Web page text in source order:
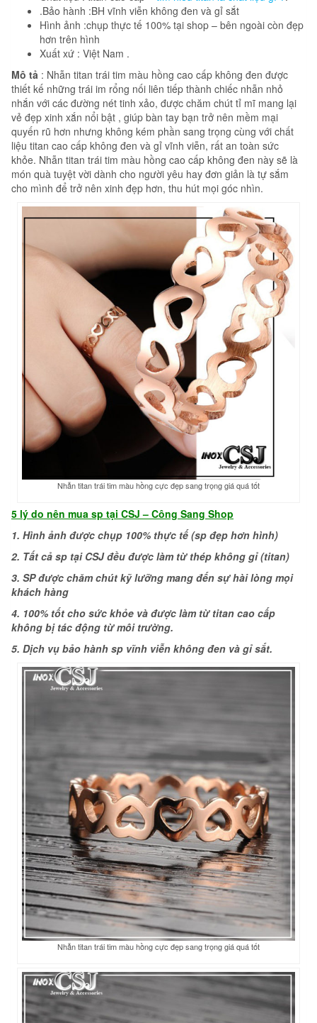
.Bảo hành :BH vĩnh viễn không đen và gỉ sắt
Hình ảnh :chụp thực tế 100% tại shop – bên ngoài còn đẹp
hơn trên hình
Xuất xứ : Việt Nam .
Mô tả : Nhẫn titan trái tim màu hồng cao cấp không đen được
thiết kế những trái im rổng nối liên tiếp thành chiếc nhẫn nhỏ
nhắn với các đường nét tinh xảo, được chăm chút tỉ mĩ mang lại
vẻ đẹp xinh xắn nổi bật , giúp bàn tay bạn trở nên mềm mại
quyến rũ hơn nhưng không kém phần sang trọng cùng với chất
liệu titan cao cấp không đen và gỉ vĩnh viễn, rất an toàn sức
khỏe. Nhẫn titan trái tim màu hồng cao cấp không đen này sẽ là
món quà tuyệt vời dành cho người yêu hay đơn giản là tự sắm
cho mình để trở nên xinh đẹp hơn, thu hút mọi góc nhìn.
Nhẫn titan trái tim màu hồng cực đẹp sang trọng giá quá tốt
5 lý do nên mua sp tại CSJ – Công Sang Shop
1. Hình ảnh được chụp 100% thực tế (sp đẹp hơn hình)
2. Tất cả sp tại CSJ đều được làm từ thép không gỉ (titan)
3. SP được chăm chút kỹ lưỡng mang đến sự hài lòng mọi
khách hàng
4. 100% tốt cho sức khỏe và được làm từ titan cao cấp
không bị tác động từ môi trường.
5. Dịch vụ bảo hành sp vĩnh viễn không đen và gỉ sắt.
Nhẫn titan trái tim màu hồng cực đẹp sang trọng giá quá tốt